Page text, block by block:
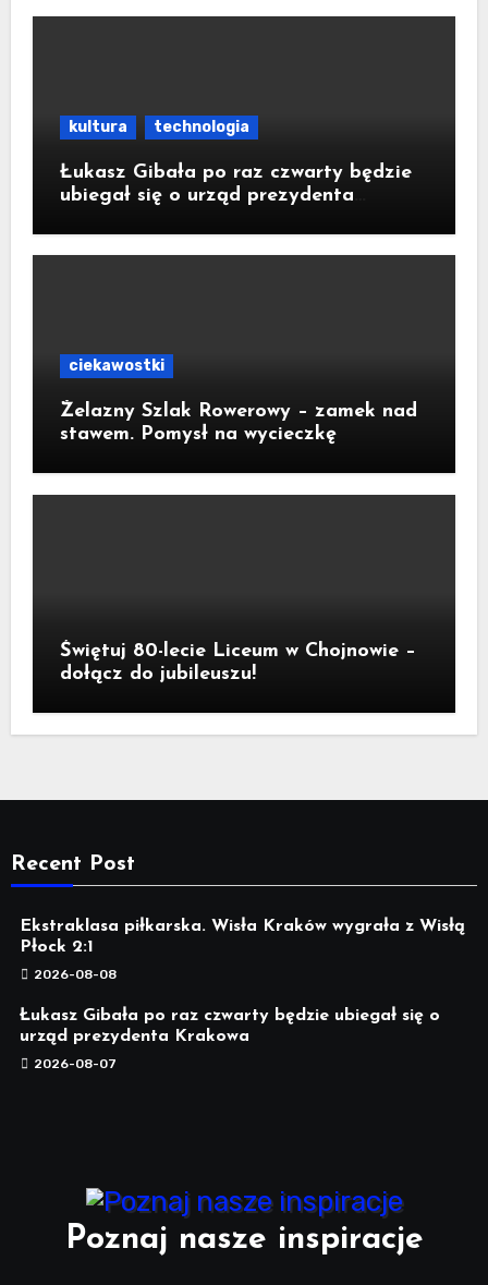
kultura technologia
Łukasz Gibała po raz czwarty będzie
ubiegał się o urząd prezydenta
ciekawostki
Żelazny Szlak Rowerowy – zamek nad
stawem. Pomysł na wycieczkę
Świętuj 80-lecie Liceum w Chojnowie –
dołącz do jubileuszu!
Recent Post
Ekstraklasa piłkarska. Wisła Kraków wygrała z Wisłą
Płock 2:1
2026-08-08
Łukasz Gibała po raz czwarty będzie ubiegał się o
urząd prezydenta Krakowa
2026-08-07
Poznaj nasze inspiracje